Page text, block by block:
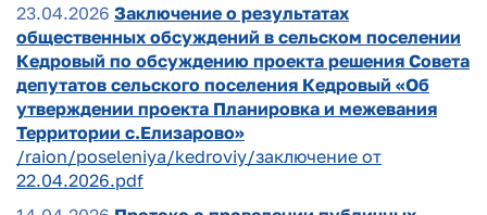
23.04.2026 Заключение о результатах
общественных обсуждений в сельском поселении
Кедровый по обсуждению проекта решения Совета
депутатов сельского поселения Кедровый «Об
утверждении проекта Планировка и межевания
Территории с.Елизарово»
/raion/poseleniya/kedroviy/заключение от
22.04.2026.pdf